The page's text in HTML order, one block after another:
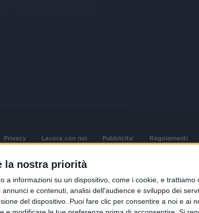
la nostra priorità
a informazioni su un dispositivo, come i cookie, e
e contenuti, analisi dell'audience e sviluppo dei
del dispositivo. Puoi fare clic per consentire a noi e
Privacy Lavora con noi Pubblicita' Regolamenti
riservati. Per le opere dell'ingegno
normativa dei diritti d'autore e dei diritti
Imprese Milano - C.F. e n° iscrizione
Sede
02
Sede